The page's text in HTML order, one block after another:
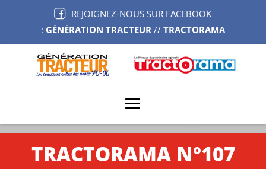
REJOIGNEZ-NOUS SUR FACEBOOK
: GÉNÉRATION TRACTEUR// TRACTORAMA
TRACTORAMA N°107